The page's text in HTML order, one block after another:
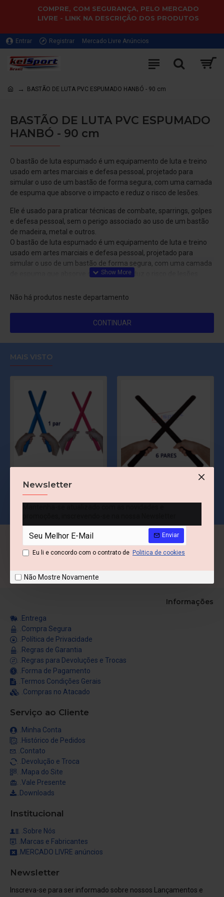
Newsletter
Enviar
Eu li e concordo com o contrato de Politica de cookies
Não Mostre Novamente
COMPRE, COM SEGURANÇA, PELO MERCADO
LIVRE - LINK NA DESCRIÇÃO DOS PRODUTOS
Entrar Registrar Mercado Livre Anúncios
BASTÃO DE LUTA PVC ESPUMADO HANBÓ - 90 cm
BASTÃO DE LUTA PVC ESPUMADO
HANBÓ - 90 cm
O bastão de luta espumado é um equipamento de luta e treino
usado em artes marciais e defesa pessoal, projetado para
simular o uso de um bastão de forma segura, com uma camada
de espuma que absorve o impacto e reduz o risco de lesões.
Ele é usado para praticar técnicas de combate, sparrings, golpes
e defesa pessoal, sem o perigo associado ao uso de um bastão
de madeira, metal e outros.
O bastão de luta espumado é um equipamento de luta e treino
usado em artes marciais e defesa pessoal, projetado para
simular o uso de um bastão de forma segura, com uma camada
de espuma que absorve o impacto e reduz o risco de lesões.
e defesa pessoal, sem o perigo associado ao uso de um bastão
de madeira, metal e outros.
Não há produtos neste departamento
CONTINUAR
MAIS VISTO
R$ 256,00
6 Pares Bastões Luta 60 cm Espumado – PRETO – PVC – Tanbó
Visite Nossa Rede Social
Informações
. .Entrega
. .Compra Segura
. .Política de Privacidade
. .Regras de Garantia
. .Regras para Devoluções e Trocas
. .Forma de Pagamento
. .Termos Condições Gerais
. .Compras no Atacado
Serviço ao Cliente
. .Minha Conta
. .Histórico de Pedidos
. .Contato
. .Devolução e Troca
. .Mapa do Site
. .Vale Presente
..Downloads
Institucional
. .Sobre Nós
. .Marcas e Fabricantes
..MERCADO LIVRE anúncios
Newsletter
Inscreva-se para ser informado sobre nossos Lançamentos e